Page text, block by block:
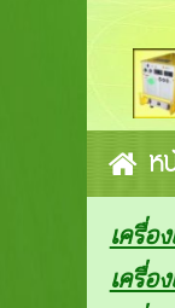
ห
เครื่อ
เครื่อ